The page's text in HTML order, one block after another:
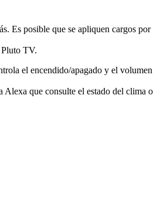
Es posible que se apliquen cargos por
Pluto TV.
el encendido/apagado y el volumen
que consulte el estado del clima o